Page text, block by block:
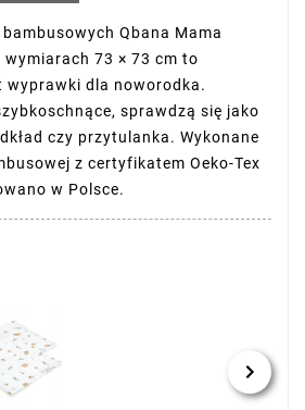
Qbana Mama
73 × 73 cm to
wyprawki dla noworodka.
sprawdzą się jako
czy przytulanka. Wykonane
z certyfikatem Oeko-Tex
w Polsce.